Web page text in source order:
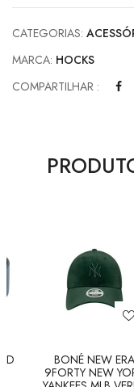
CATEGORIAS:
MARCA: HOCKS
COMPARTILHAR :
BONÉ NEW ERA
9FORTY NEW